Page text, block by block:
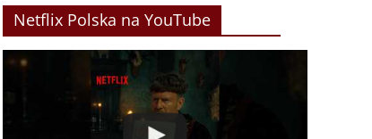
Netflix Polska na YouTube